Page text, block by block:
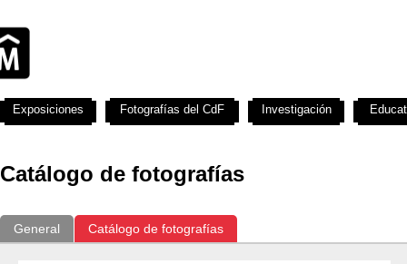
Catálogo de fotografías
General Catálogo de fotografías
Exposiciones Fotografías del CdF Investigación